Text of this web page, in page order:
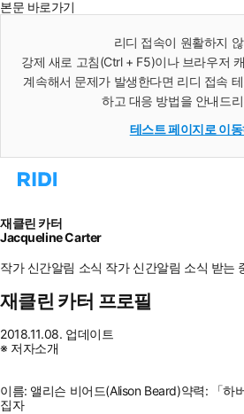
본문 바로가기
리디 접속이 원활하지
강제 새로 고침(Ctrl + F5)이나 브라우저
계속해서 문제가 발생한다면 리디 접속
하고 대응 방법을 안내드
테스트 페이지로 이
리
으
로
이
동
재클린 카터
Jacqueline Carter
작가 신간알림 소식 작가 신간알림 소식 받는
재클린 카터 프로필
2018.11.08. 업데이트
※ 저자소개
이름: 앨리슨 비어드(Alison Beard)약력: 「하
집자